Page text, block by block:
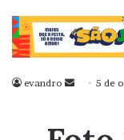
evandro
Mande5 de